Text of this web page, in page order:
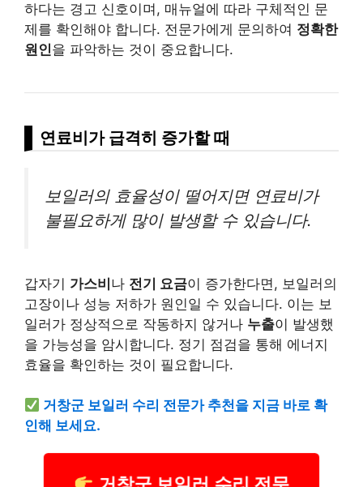
하다는 경고 신호이며, 매뉴얼에 따라 구체적인 문
제를 확인해야 합니다. 전문가에게 문의하여 정확한
원인을 파악하는 것이 중요합니다.
연료비가 급격히 증가할 때
보일러의 효율성이 떨어지면 연료비가
불필요하게 많이 발생할 수 있습니다.
갑자기 가스비나 전기 요금이 증가한다면, 보일러의
고장이나 성능 저하가 원인일 수 있습니다. 이는 보
일러가 정상적으로 작동하지 않거나 누출이 발생했
을 가능성을 암시합니다. 정기 점검을 통해 에너지
효율을 확인하는 것이 필요합니다.
거창군 보일러 수리 전문가 추천을 지금 바로 확
인해 보세요.